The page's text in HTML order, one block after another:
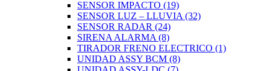
SENSOR IMPACTO (19)
SENSOR LUZ – LLUVIA (32)
SENSOR RADAR (24)
SIRENA ALARMA (8)
TIRADOR FRENO ELECTRICO (1)
UNIDAD ASSY BCM (8)